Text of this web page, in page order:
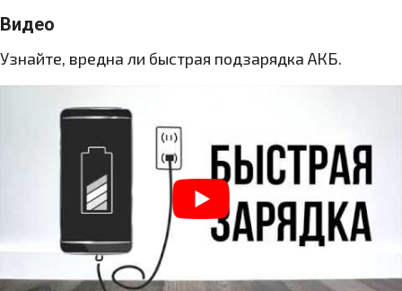
Видео
Узнайте, вредна ли быстрая подзарядка АКБ.